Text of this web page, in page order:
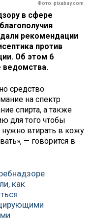
Фото: pixabay.com
в сфере
рекомендации
против
Об этом 6
ведомства.
средство
на спектр
спирта, а также
для того чтобы
втирать в кожу
— говорится в
как